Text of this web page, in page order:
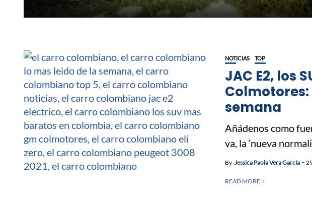
NOTICIAS TOP
JAC E2, los
semana
Añádenos como
va, la ‘nueva
By Jessica Paola Vera García
READ MORE